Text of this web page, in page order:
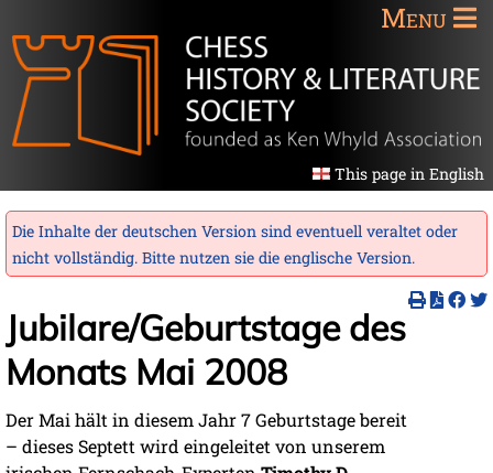
Menu
This page in English
Die Inhalte der deutschen Version sind eventuell veraltet oder
nicht vollständig. Bitte nutzen sie die englische Version.
Jubilare/Geburtstage des
Monats Mai 2008
Der Mai hält in diesem Jahr 7 Geburtstage bereit
– dieses Septett wird eingeleitet von unserem